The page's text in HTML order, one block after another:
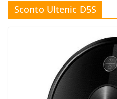
Sconto Ultenic D5S